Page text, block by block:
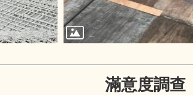
滿意度調查